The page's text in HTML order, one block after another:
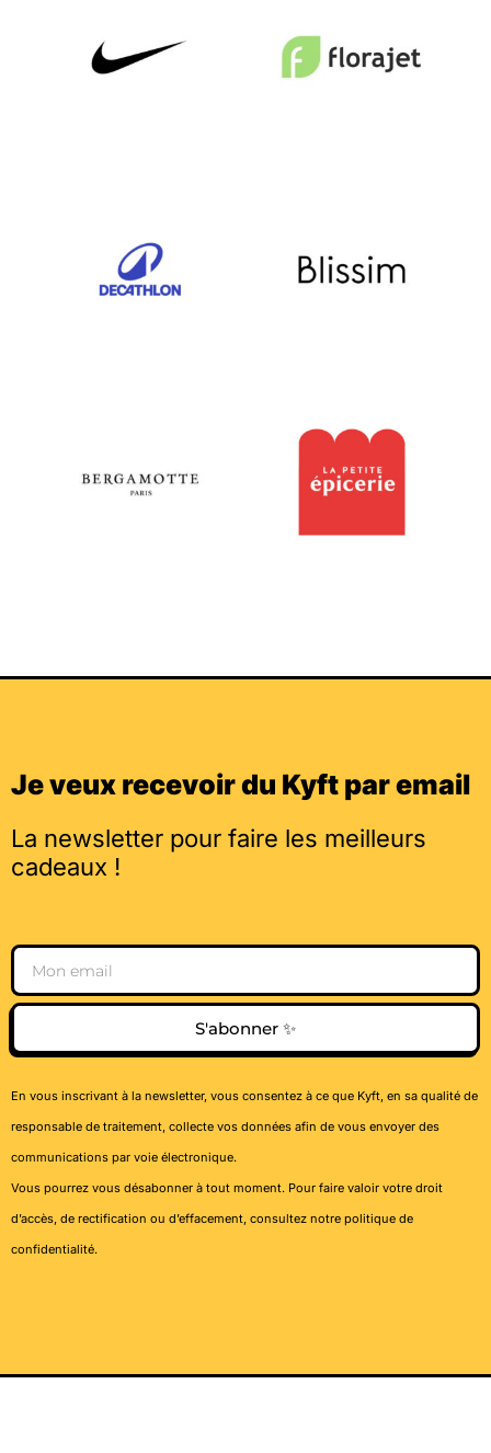
Je veux recevoir du Kyft par email
La newsletter pour faire les meilleurs
cadeaux !
Email
S'abonner ✨
En vous inscrivant à la newsletter, vous consentez à ce que Kyft, en sa qualité de
responsable de traitement, collecte vos données afin de vous envoyer des
communications par voie électronique.
Vous pourrez vous désabonner à tout moment. Pour faire valoir votre droit
d’accès, de rectification ou d’effacement, consultez notre politique de
confidentialité.